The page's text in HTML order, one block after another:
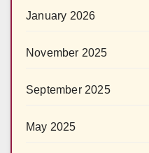
January 2026
November 2025
September 2025
May 2025